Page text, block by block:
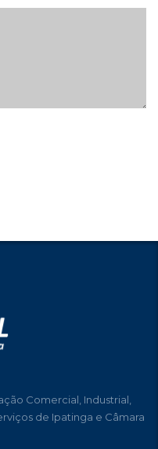
Comercial, Industrial,
de Ipatinga e Câmara